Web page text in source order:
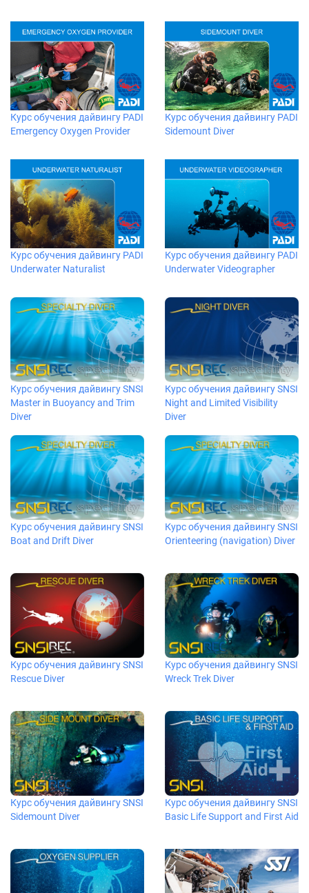
Курс обучения дайвингу PADI
Emergency Oxygen Provider
Курс обучения дайвингу PADI
Sidemount Diver
Курс обучения дайвингу PADI
Underwater Naturalist
Курс обучения дайвингу PADI
Underwater Videographer
Курс обучения дайвингу SNSI
Master in Buoyancy and Trim
Diver
Курс обучения дайвингу SNSI
Night and Limited Visibility
Diver
Курс обучения дайвингу SNSI
Boat and Drift Diver
Курс обучения дайвингу SNSI
Orienteering (navigation) Diver
Курс обучения дайвингу SNSI
Rescue Diver
Курс обучения дайвингу SNSI
Wreck Trek Diver
Курс обучения дайвингу SNSI
Sidemount Diver
Курс обучения дайвингу SNSI
Basic Life Support and First Aid